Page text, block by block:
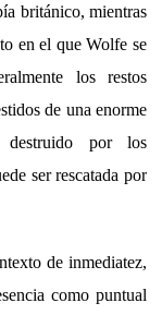
británico, mientras
en el que Wolfe se
los restos
de una enorme
por los
ser rescatada por
de inmediatez,
como puntual